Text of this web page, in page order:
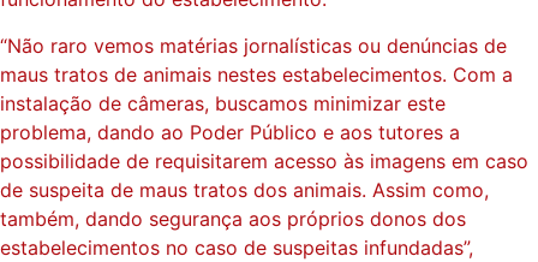
“Não raro vemos matérias jornalísticas ou denúncias de
maus tratos de animais nestes estabelecimentos. Com a
instalação de câmeras, buscamos minimizar este
problema, dando ao Poder Público e aos tutores a
possibilidade de requisitarem acesso às imagens em caso
de suspeita de maus tratos dos animais. Assim como,
também, dando segurança aos próprios donos dos
estabelecimentos no caso de suspeitas infundadas”,